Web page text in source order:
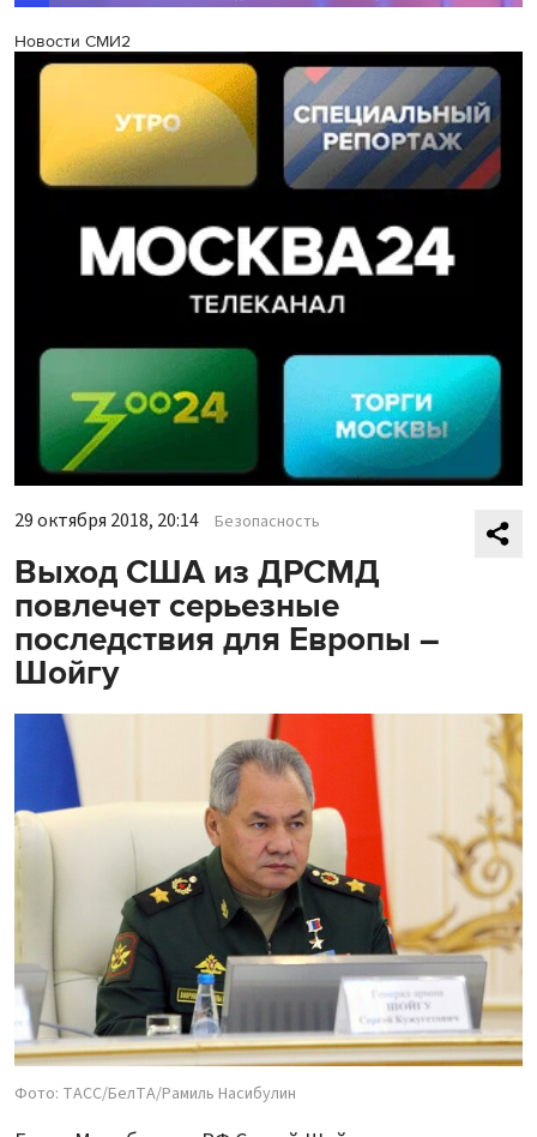
Новости СМИ2
29 октября 2018, 20:14 Безопасность
Выход США из ДРСМД
повлечет серьезные
последствия для Европы –
Шойгу
Фото: ТАСС/БелТА/Рамиль Насибулин